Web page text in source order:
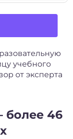
учебного
от эксперта
более 46